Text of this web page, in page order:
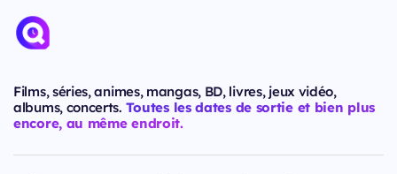
Films, séries, animes, mangas, BD, livres, jeux vidéo,
albums, concerts. Toutes les dates de sortie et bien plus
encore, au même endroit.